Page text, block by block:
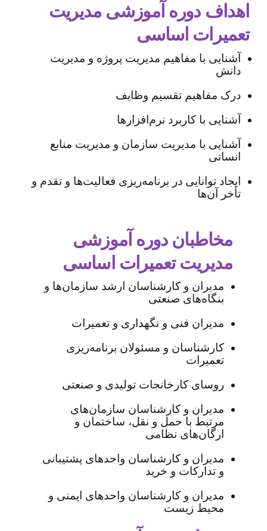
اهداف دوره آموزشی مدیریت
تعمیرات اساسی
آشنایی با مفاهیم مدیریت پروژه و مدیریت
دانش
درک مفاهیم تقسیم وظایف
آشنایی با کاربرد نرم‌افزارها
آشنایی با مدیریت سازمان و مدیریت منابع
انسانی
ایجاد توانایی در برنامه‌ریزی فعالیت‌ها و تقدم و
تأخر آن‌ها
مخاطبان دوره آموزشی
مدیریت تعمیرات اساسی
مدیران و کارشناسان ارشد سازمان‌ها و
بنگاه‌های صنعتی
مدیران فنی و نگهداری و تعمیرات
کارشناسان و مسئولان برنامه‌ریزی
تعمیرات
روسای کارخانجات تولیدی و صنعتی
مدیران و کارشناسان سازمان‌های
مرتبط با حمل و نقل، ساختمان و
ارگان‌های نظامی
مدیران و کارشناسان واحد‌های پشتیبانی
و تدارکات و خرید
مدیران و کارشناسان واحدهای ایمنی و
محیط زیست